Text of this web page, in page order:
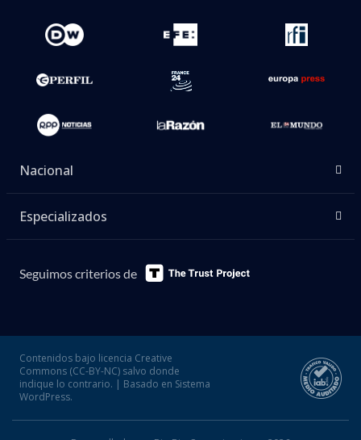
Nacional
Especializados
Seguimos criterios de
Contenidos bajo licencia Creative
Commons (CC-BY-NC) salvo donde
indique lo contrario. | Basado en Sistema
WordPress.